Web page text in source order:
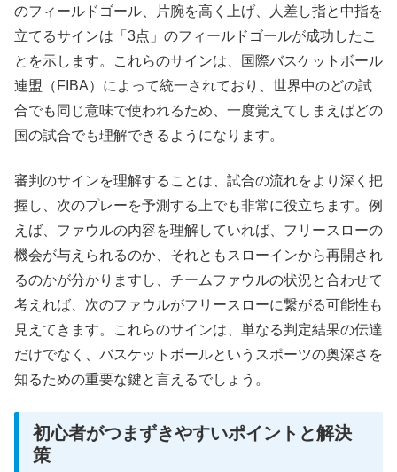
のフィールドゴール、片腕を高く上げ、人差し指と中指を
立てるサインは「3点」のフィールドゴールが成功したこ
とを示します。これらのサインは、国際バスケットボール
連盟（FIBA）によって統一されており、世界中のどの試
合でも同じ意味で使われるため、一度覚えてしまえばどの
国の試合でも理解できるようになります。
審判のサインを理解することは、試合の流れをより深く把
握し、次のプレーを予測する上でも非常に役立ちます。例
えば、ファウルの内容を理解していれば、フリースローの
機会が与えられるのか、それともスローインから再開され
るのかが分かりますし、チームファウルの状況と合わせて
考えれば、次のファウルがフリースローに繋がる可能性も
見えてきます。これらのサインは、単なる判定結果の伝達
だけでなく、バスケットボールというスポーツの奥深さを
知るための重要な鍵と言えるでしょう。
初心者がつまずきやすいポイントと解決
策